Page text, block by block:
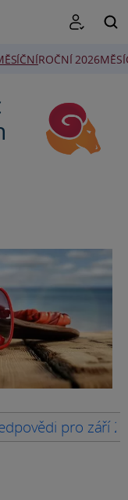
ROČNÍ 2026
pro září